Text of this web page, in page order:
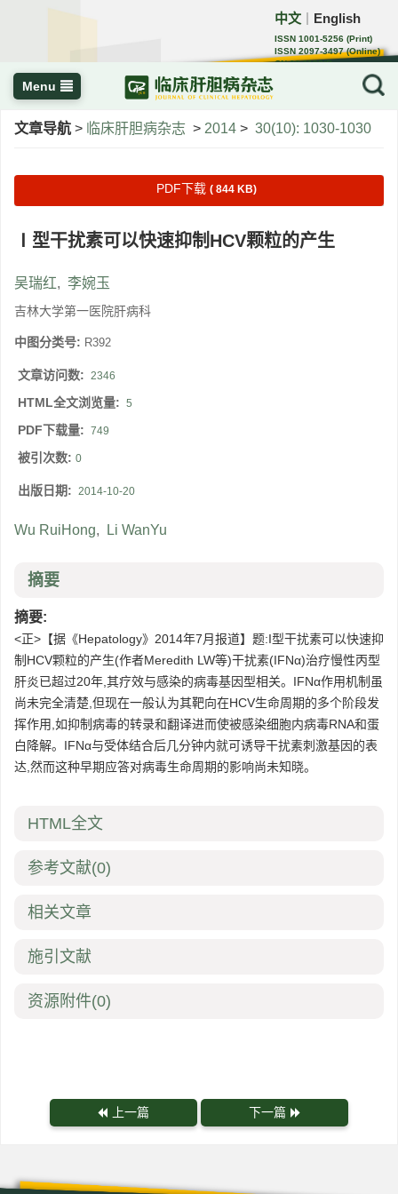
中文 English
ISSN 1001-5256 (Print)
ISSN 2097-3497 (Online)
CN 22-1108/R
Menu
文章导航 > 临床肝胆病杂志 > 2014 > 30(10): 1030-1030
PDF下载 ( 844 KB)
Ⅰ型干扰素可以快速抑制HCV颗粒的产生
吴瑞红, 李婉玉
吉林大学第一医院肝病科
中图分类号: R392
文章访问数: 2346
HTML全文浏览量: 5
PDF下载量: 749
被引次数: 0
出版日期: 2014-10-20
Wu RuiHong, Li WanYu
摘要
摘要:
<正>【据《Hepatology》2014年7月报道】题:I型干扰素可以快速抑
制HCV颗粒的产生(作者Meredith LW等)干扰素(IFNα)治疗慢性丙型
肝炎已超过20年,其疗效与感染的病毒基因型相关。IFNα作用机制虽
尚未完全清楚,但现在一般认为其靶向在HCV生命周期的多个阶段发
挥作用,如抑制病毒的转录和翻译进而使被感染细胞内病毒RNA和蛋
白降解。IFNα与受体结合后几分钟内就可诱导干扰素刺激基因的表
达,然而这种早期应答对病毒生命周期的影响尚未知晓。
HTML全文
参考文献(0)
相关文章
施引文献
资源附件(0)
上一篇 下一篇